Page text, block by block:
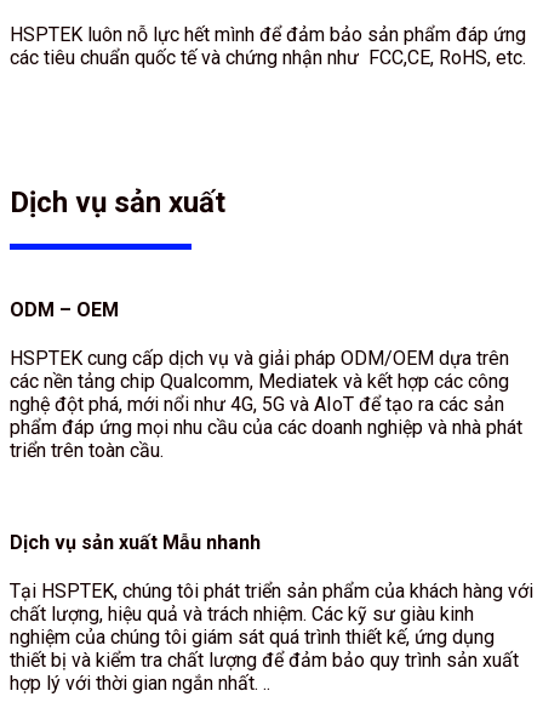
HSPTEK luôn nỗ lực hết mình để đảm bảo sản phẩm đáp ứng
các tiêu chuẩn quốc tế và chứng nhận như FCC,CE, RoHS, etc.
Dịch vụ sản xuất
ODM – OEM
HSPTEK cung cấp dịch vụ và giải pháp ODM/OEM dựa trên
các nền tảng chip Qualcomm, Mediatek và kết hợp các công
nghệ đột phá, mới nổi như 4G, 5G và AIoT để tạo ra các sản
phẩm đáp ứng mọi nhu cầu của các doanh nghiệp và nhà phát
triển trên toàn cầu.
Dịch vụ sản xuất Mẫu nhanh
Tại HSPTEK, chúng tôi phát triển sản phẩm của khách hàng với
chất lượng, hiệu quả và trách nhiệm. Các kỹ sư giàu kinh
nghiệm của chúng tôi giám sát quá trình thiết kế, ứng dụng
thiết bị và kiểm tra chất lượng để đảm bảo quy trình sản xuất
hợp lý với thời gian ngắn nhất. ..